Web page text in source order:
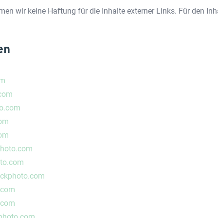
wir keine Haftung für die Inhalte externer Links. Für den